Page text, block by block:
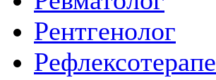
Рентгенолог